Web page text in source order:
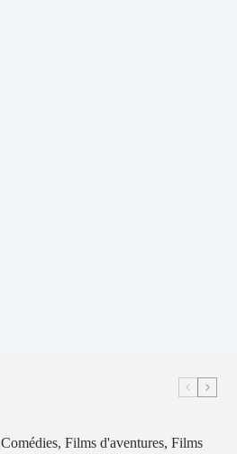
Comédies, Films d'aventures, Films